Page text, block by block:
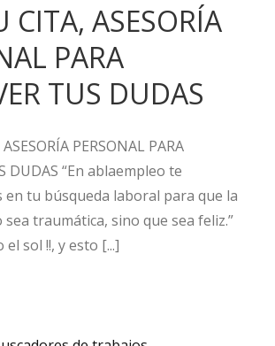
CITA, ASESORÍA
PARA
TUS DUDAS
PERSONAL PARA
DUDAS “En ablaempleo te
en tu búsqueda laboral para que la
traumática, sino que sea feliz.”
el sol !!, y esto [...]